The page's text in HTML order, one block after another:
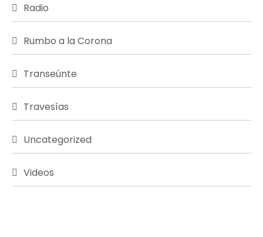
Radio
Rumbo a la Corona
Transeúnte
Travesías
Uncategorized
Videos